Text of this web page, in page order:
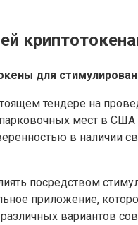
для
тендере на
мест в США
в
посредством
приложение,
вариантов